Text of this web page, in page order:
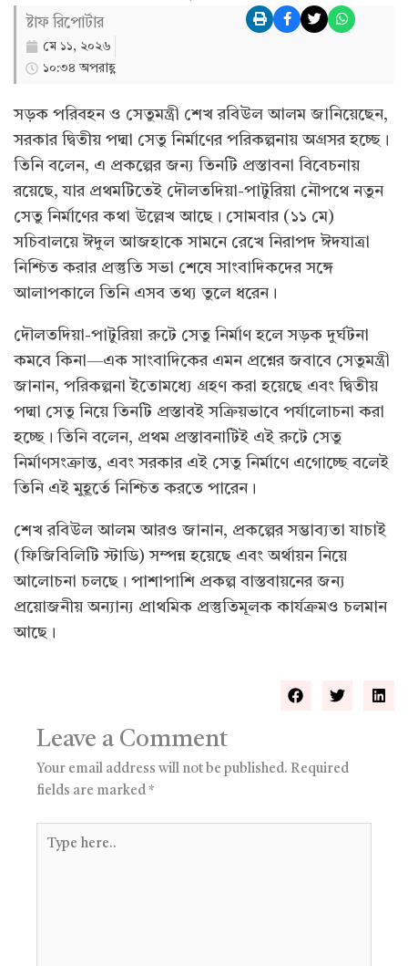
ষ্টাফ রিপোর্টার
মে ১১, ২০২৬
১০:৩৪ অপরাহ্ণ
সড়ক পরিবহন ও সেতুমন্ত্রী শেখ রবিউল আলম জানিয়েছেন,
সরকার দ্বিতীয় পদ্মা সেতু নির্মাণের পরিকল্পনায় অগ্রসর হচ্ছে।
তিনি বলেন, এ প্রকল্পের জন্য তিনটি প্রস্তাবনা বিবেচনায়
রয়েছে, যার প্রথমটিতেই দৌলতদিয়া-পাটুরিয়া নৌপথে নতুন
সেতু নির্মাণের কথা উল্লেখ আছে। সোমবার (১১ মে)
সচিবালয়ে ঈদুল আজহাকে সামনে রেখে নিরাপদ ঈদযাত্রা
নিশ্চিত করার প্রস্তুতি সভা শেষে সাংবাদিকদের সঙ্গে
আলাপকালে তিনি এসব তথ্য তুলে ধরেন।
দৌলতদিয়া-পাটুরিয়া রুটে সেতু নির্মাণ হলে সড়ক দুর্ঘটনা
কমবে কিনা—এক সাংবাদিকের এমন প্রশ্নের জবাবে সেতুমন্ত্রী
জানান, পরিকল্পনা ইতোমধ্যে গ্রহণ করা হয়েছে এবং দ্বিতীয়
পদ্মা সেতু নিয়ে তিনটি প্রস্তাবই সক্রিয়ভাবে পর্যালোচনা করা
হচ্ছে। তিনি বলেন, প্রথম প্রস্তাবনাটিই এই রুটে সেতু
নির্মাণসংক্রান্ত, এবং সরকার এই সেতু নির্মাণে এগোচ্ছে বলেই
তিনি এই মুহূর্তে নিশ্চিত করতে পারেন।
শেখ রবিউল আলম আরও জানান, প্রকল্পের সম্ভাব্যতা যাচাই
(ফিজিবিলিটি স্টাডি) সম্পন্ন হয়েছে এবং অর্থায়ন নিয়ে
আলোচনা চলছে। পাশাপাশি প্রকল্প বাস্তবায়নের জন্য
প্রয়োজনীয় অন্যান্য প্রাথমিক প্রস্তুতিমূলক কার্যক্রমও চলমান
আছে।
Leave a Comment
Your email address will not be published. Required
fields are marked *
here..